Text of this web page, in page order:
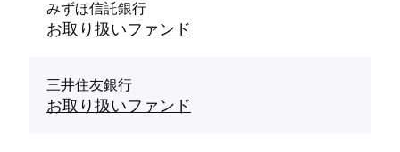
みずほ信託銀行
お取り扱いファンド
三井住友銀行
お取り扱いファンド